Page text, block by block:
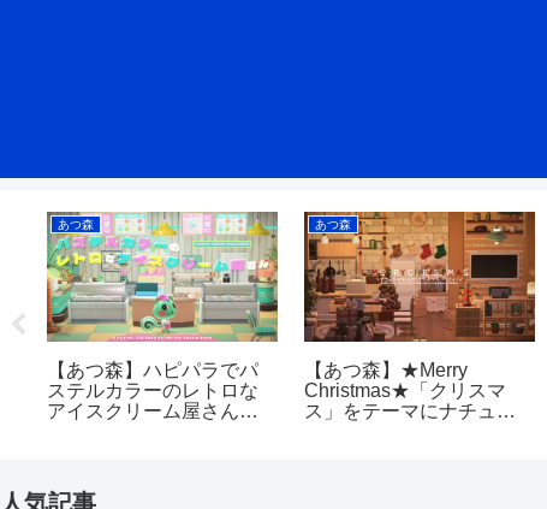
あつ森
【あつ森】ハピパラでパ
ステルカラーのレトロな
アイスクリーム屋さんを
あつ森
【あつ森】★Merry
Christmas★「クリスマ
ス」をテーマにナチュラ
人気記事